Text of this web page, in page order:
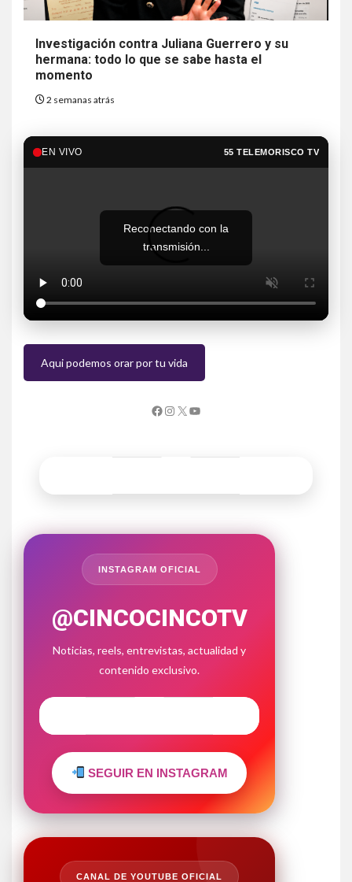
Investigación contra Juliana Guerrero y su
hermana: todo lo que se sabe hasta el
momento
2 semanas atrás
EN VIVO 55 TELEMORISCO TV
Reconectando con la
transmisión...
Aqui podemos orar por tu vida
INSTAGRAM OFICIAL
@CINCOCINCOTV
Noticias, reels, entrevistas, actualidad y
contenido exclusivo.
SEGUIR EN INSTAGRAM
CANAL DE YOUTUBE OFICIAL